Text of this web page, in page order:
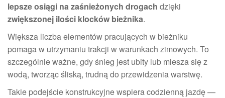
lepsze osiągi na zaśnieżonych drogach dzięki
zwiększonej ilości klocków bieżnika.
Większa liczba elementów pracujących w bieżniku
pomaga w utrzymaniu trakcji w warunkach zimowych. To
szczególnie ważne, gdy śnieg jest ubity lub miesza się z
wodą, tworząc śliską, trudną do przewidzenia warstwę.
Takie podejście konstrukcyjne wspiera codzienną jazdę —